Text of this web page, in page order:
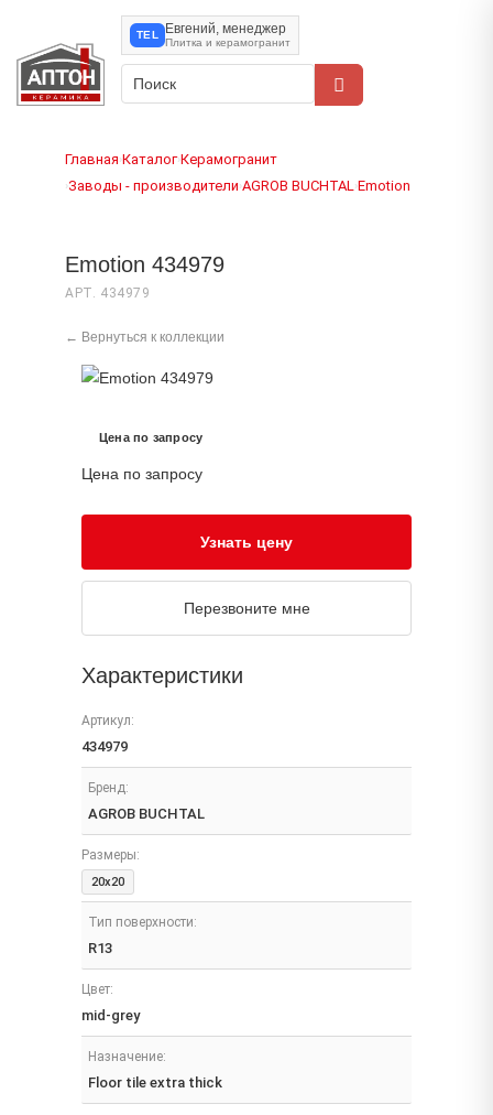
TEL Евгений, менеджер
Плитка и керамогранит
Главная›Каталог›Керамогранит
›Заводы - производители›AGROB BUCHTAL›Emotion
Emotion 434979
АРТ. 434979
← Вернуться к коллекции
Цена по запросу
Цена по запросу
Узнать цену
Перезвоните мне
Характеристики
Артикул:
434979
Бренд:
AGROB BUCHTAL
Размеры:
20x20
Тип поверхности:
R13
Цвет:
mid-grey
Назначение:
Floor tile extra thick